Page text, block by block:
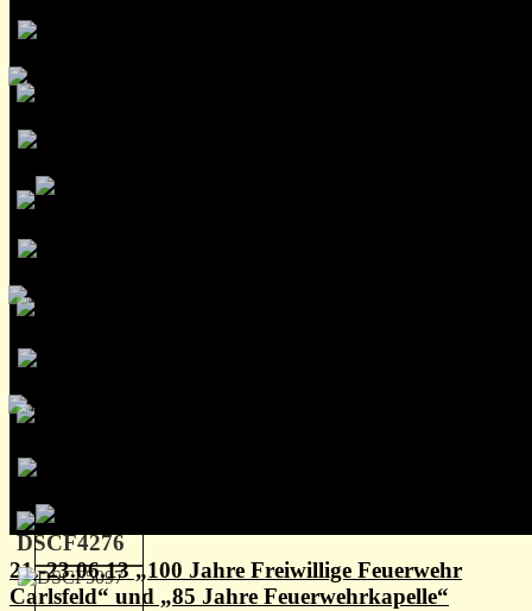
21.-23.06.13 „100 Jahre Freiwillige Feuerwehr
Carlsfeld“ und „85 Jahre Feuerwehrkapelle“